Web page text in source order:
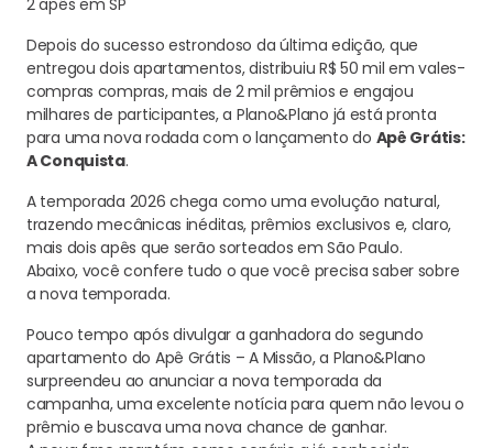
2 apês em SP
Depois do sucesso estrondoso da última edição, que
entregou dois apartamentos, distribuiu R$ 50 mil em vales-
compras compras, mais de 2 mil prêmios e engajou
milhares de participantes, a Plano&Plano já está pronta
para uma nova rodada com o lançamento do Apê Grátis:
A Conquista.
A temporada 2026 chega como uma evolução natural,
trazendo mecânicas inéditas, prêmios exclusivos e, claro,
mais dois apês que serão sorteados em São Paulo.
Abaixo, você confere tudo o que você precisa saber sobre
a nova temporada.
Pouco tempo após divulgar a ganhadora do segundo
apartamento do Apê Grátis – A Missão, a Plano&Plano
surpreendeu ao anunciar a nova temporada da
campanha, uma excelente notícia para quem não levou o
prêmio e buscava uma nova chance de ganhar.